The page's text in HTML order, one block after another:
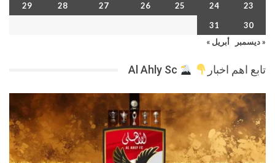
23
24
25
26
27
28
29
30
31
« ديسمبر
أبريل »
تابع اهم اخبار